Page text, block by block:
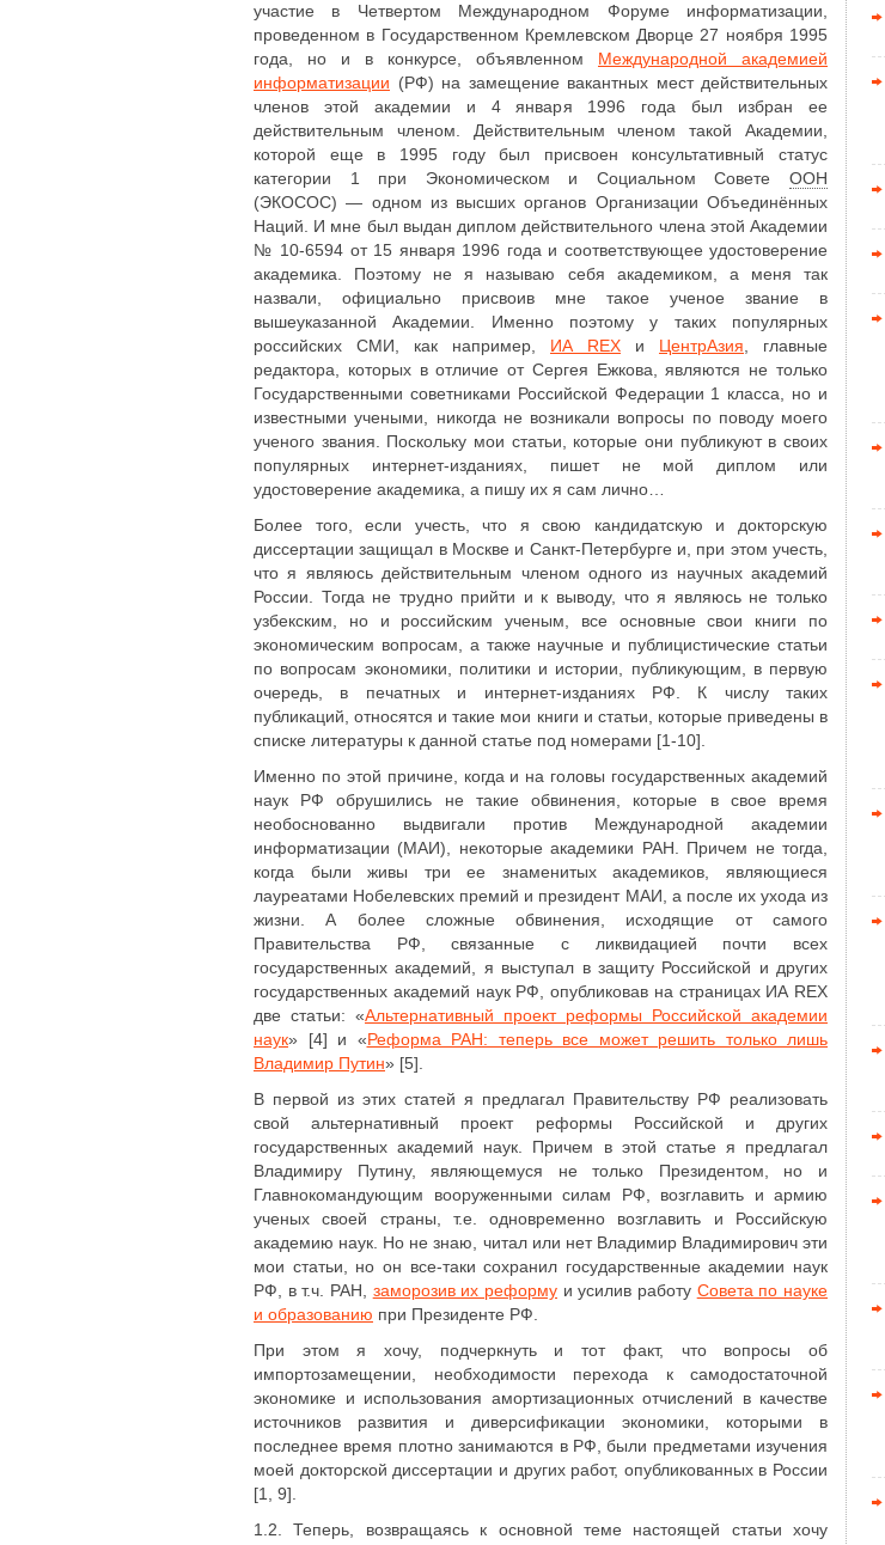
участие в Четвертом Международном Форуме информатизации,
проведенном в Государственном Кремлевском Дворце 27 ноября 1995
года, но и в конкурсе, объявленном Международной академией
информатизации (РФ) на замещение вакантных мест действительных
членов этой академии и 4 января 1996 года был избран ее
действительным членом. Действительным членом такой Академии,
которой еще в 1995 году был присвоен консультативный статус
категории 1 при Экономическом и Социальном Совете ООН
(ЭКОСОС) — одном из высших органов Организации Объединённых
Наций. И мне был выдан диплом действительного члена этой Академии
№ 10-6594 от 15 января 1996 года и соответствующее удостоверение
академика. Поэтому не я называю себя академиком, а меня так
назвали, официально присвоив мне такое ученое звание в
вышеуказанной Академии. Именно поэтому у таких популярных
российских СМИ, как например, ИА REX и ЦентрАзия , главные
редактора, которых в отличие от Сергея Ежкова, являются не только
Государственными советниками Российской Федерации 1 класса, но и
известными учеными, никогда не возникали вопросы по поводу моего
ученого звания. Поскольку мои статьи, которые они публикуют в своих
популярных интернет-изданиях, пишет не мой диплом или
удостоверение академика, а пишу их я сам лично…
Более того, если учесть, что я свою кандидатскую и докторскую
диссертации защищал в Москве и Санкт-Петербурге и, при этом учесть,
что я являюсь действительным членом одного из научных академий
России. Тогда не трудно прийти и к выводу, что я являюсь не только
узбекским, но и российским ученым, все основные свои книги по
экономическим вопросам, а также научные и публицистические статьи
по вопросам экономики, политики и истории, публикующим, в первую
очередь, в печатных и интернет-изданиях РФ. К числу таких
публикаций, относятся и такие мои книги и статьи, которые приведены в
списке литературы к данной статье под номерами [1-10].
Именно по этой причине, когда и на головы государственных академий
наук РФ обрушились не такие обвинения, которые в свое время
необоснованно выдвигали против Международной академии
информатизации (МАИ), некоторые академики РАН. Причем не тогда,
когда были живы три ее знаменитых академиков, являющиеся
лауреатами Нобелевских премий и президент МАИ, а после их ухода из
жизни. А более сложные обвинения, исходящие от самого
Правительства РФ, связанные с ликвидацией почти всех
государственных академий, я выступал в защиту Российской и других
государственных академий наук РФ, опубликовав на страницах ИА REX
две статьи: «Альтернативный проект реформы Российской академии
наук» [4] и «Реформа РАН: теперь все может решить только лишь
Владимир Путин» [5].
В первой из этих статей я предлагал Правительству РФ реализовать
свой альтернативный проект реформы Российской и других
государственных академий наук. Причем в этой статье я предлагал
Владимиру Путину, являющемуся не только Президентом, но и
Главнокомандующим вооруженными силам РФ, возглавить и армию
ученых своей страны, т.е. одновременно возглавить и Российскую
академию наук. Но не знаю, читал или нет Владимир Владимирович эти
мои статьи, но он все-таки сохранил государственные академии наук
РФ, в т.ч. РАН, заморозив их реформу и усилив работу Совета по науке
и образованию при Президенте РФ.
При этом я хочу, подчеркнуть и тот факт, что вопросы об
импортозамещении, необходимости перехода к самодостаточной
экономике и использования амортизационных отчислений в качестве
источников развития и диверсификации экономики, которыми в
последнее время плотно занимаются в РФ, были предметами изучения
моей докторской диссертации и других работ, опубликованных в России
[1, 9].
1.2. Теперь, возвращаясь к основной теме настоящей статьи хочу